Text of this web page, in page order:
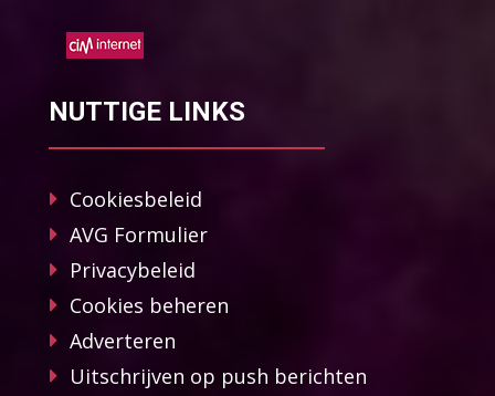
NUTTIGE LINKS
Cookiesbeleid
AVG Formulier
Privacybeleid
Cookies beheren
Adverteren
Uitschrijven op push berichten